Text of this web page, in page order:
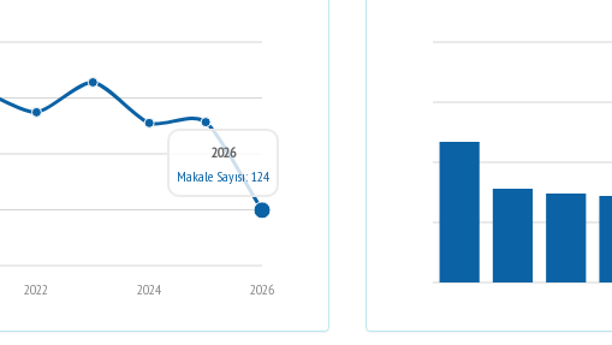
2026
2024
2022
2026
Makale Sayısı: 124